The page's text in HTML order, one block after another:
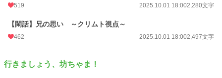
・美形ヤンデレ令息×モブ的青年
ヤンデレ、多分２回目の挑戦。
今度こそ完走目指します！
小説 15,699 位 / 228,896 件
519 2025.10.01 18:002,280文字
【閑話】兄の思い ～クリムト視点～
462 2025.10.01 18:002,497文字
行きましょう、坊ちゃま！